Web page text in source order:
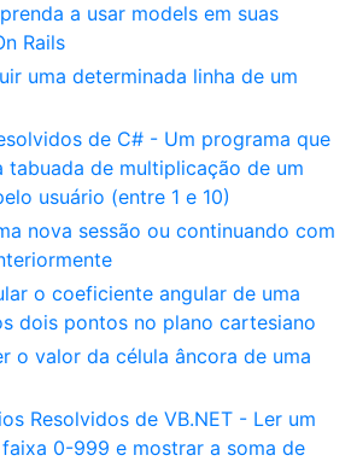
a usar models em suas
Rails
uma determinada linha de um
de C# - Um programa que
tabuada de multiplicação de um
usuário (entre 1 e 10)
nova sessão ou continuando com
o coeficiente angular de uma
dois pontos no plano cartesiano
o valor da célula âncora de uma
Resolvidos de VB.NET - Ler um
0-999 e mostrar a soma de